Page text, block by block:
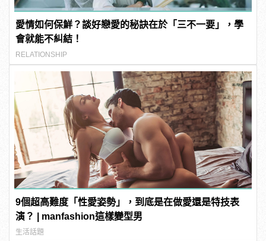
愛情如何保鮮？談好戀愛的秘訣在於「三不一要」，學
會就能不糾結！
RELATIONSHIP
9個超高難度「性愛姿勢」，到底是在做愛還是特技表
演？ | manfashion這樣變型男
生活話題